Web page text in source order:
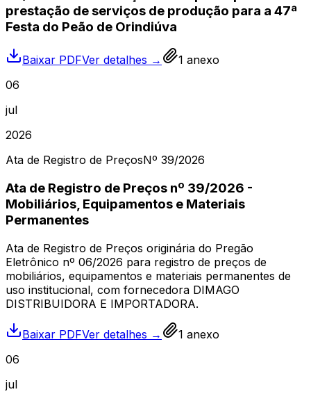
prestação de serviços de produção para a 47ª
Festa do Peão de Orindiúva
Baixar PDFVer detalhes → 1 anexo
06
jul
2026
Ata de Registro de PreçosNº 39/2026
Ata de Registro de Preços nº 39/2026 -
Mobiliários, Equipamentos e Materiais
Permanentes
Ata de Registro de Preços originária do Pregão
Eletrônico nº 06/2026 para registro de preços de
mobiliários, equipamentos e materiais permanentes de
uso institucional, com fornecedora DIMAGO
DISTRIBUIDORA E IMPORTADORA.
Baixar PDFVer detalhes → 1 anexo
06
jul